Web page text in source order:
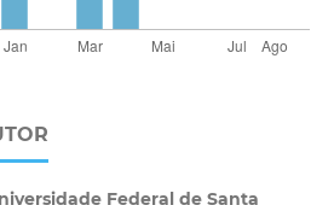
Federal de Santa